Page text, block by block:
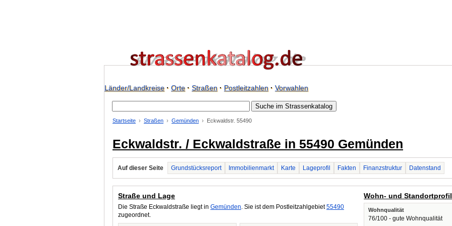
Länder/Landkreise· Orte· Straßen· Postleitzahlen· Vorwahlen
Startseite Straßen Gemünden Eckwaldstr. 55490
Eckwaldstr. / Eckwaldstraße in 55490 Gemünden
Auf dieser Seite Grundstücksreport Immobilienmarkt Karte Lageprofil Fakten Finanzstruktur Datenstand
Straße und Lage
Die Straße Eckwaldstraße liegt in Gemünden. Sie ist dem Postleitzahlgebiet55490
zugeordnet.
Wohn- und Standortprofil
Wohnqualität
76/100 - gute Wohnqualität